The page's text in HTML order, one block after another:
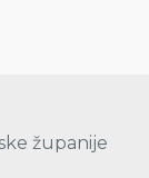
županije